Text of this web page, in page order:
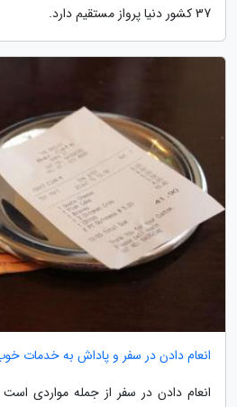
37 کشور دنیا پرواز مستقیم دارد.
انعام دادن در سفر و پاداش به خدمات
انعام دادن در سفر از جمله مواردی